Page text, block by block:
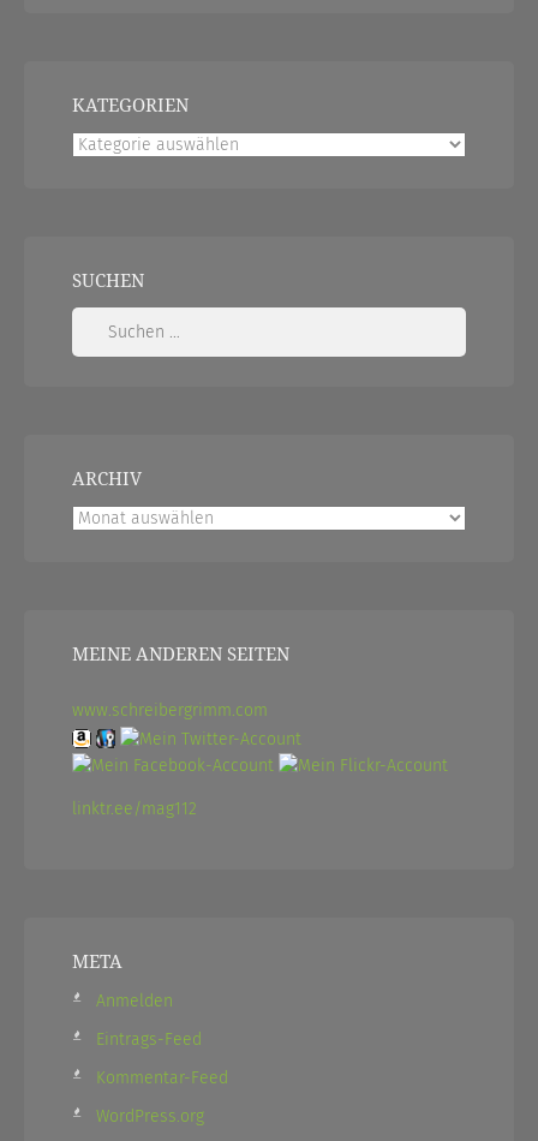
KATEGORIEN
Kategorien
SUCHEN
Suchen
ARCHIV
Archiv
MEINE ANDEREN SEITEN
www.schreibergrimm.com
linktr.ee/mag112
META
Anmelden
Eintrags-Feed
Kommentar-Feed
WordPress.org